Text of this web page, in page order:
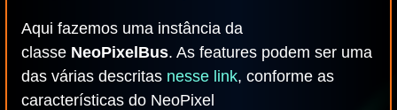
Aqui fazemos uma instância da
classe NeoPixelBus. As features podem ser uma
das várias descritas nesse link, conforme as
características do NeoPixel